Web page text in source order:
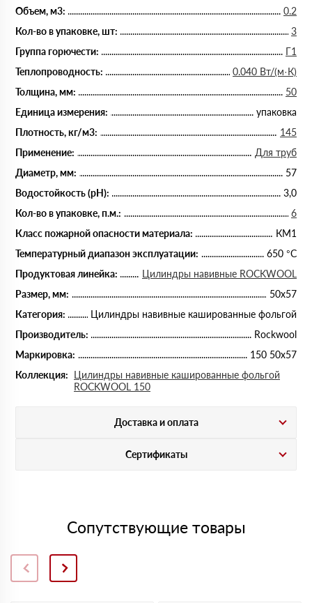
Объем, м3:
0.2
Кол-во в упаковке, шт:
3
Группа горючести:
Г1
Теплопроводность:
0.040 Вт/(м·К)
Толщина, мм:
50
Единица измерения:
упаковка
Плотность, кг/м3:
145
Применение:
Для труб
Диаметр, мм:
57
Водостойкость (рН):
3,0
Кол-во в упаковке, п.м.:
6
Класс пожарной опасности материала:
КМ1
Температурный диапазон эксплуатации:
650 °С
Продуктовая линейка:
Цилиндры навивные ROCKWOOL
Размер, мм:
50х57
Категория:
Цилиндры навивные кашированные фольгой
Производитель:
Rockwool
Маркировка:
150 50х57
Коллекция: Цилиндры навивные кашированные фольгой
ROCKWOOL 150
Доставка и оплата
Сертификаты
Сопутствующие товары